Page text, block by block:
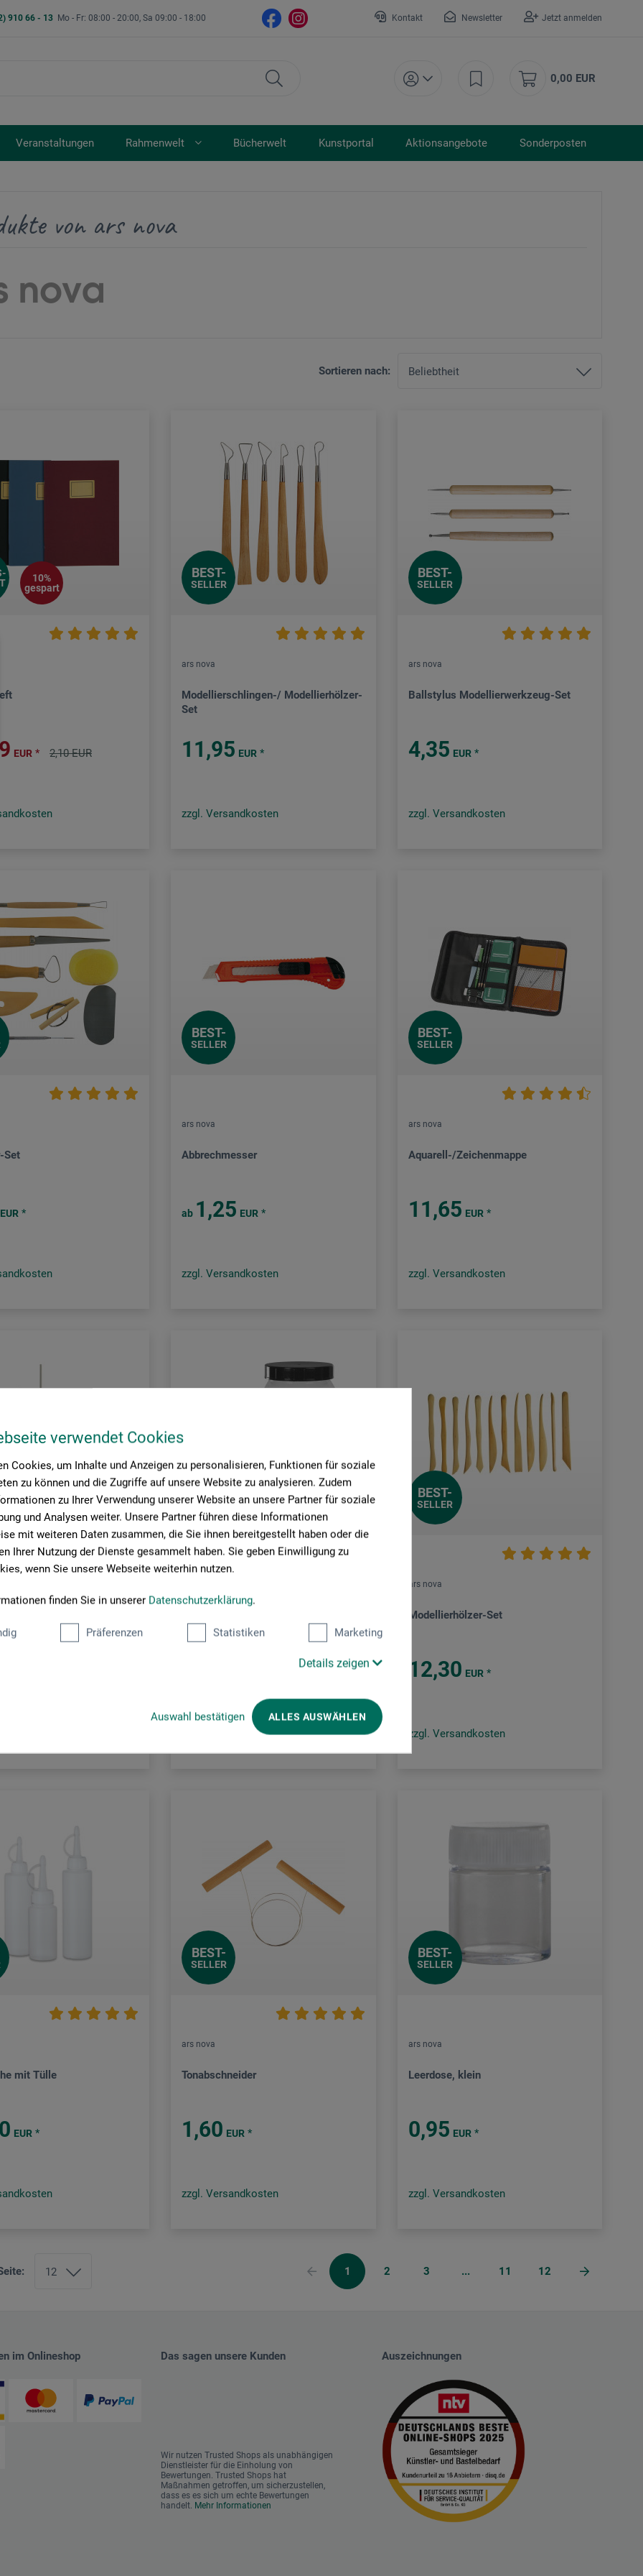
verwendet Cookies
Cookies, um Inhalte und Anzeigen zu personalisieren, Funktionen für soziale
zu können und die Zugriffe auf unsere Website zu analysieren. Zudem
zu Ihrer Verwendung unserer Website an unsere Partner für soziale
und Analysen weiter. Unsere Partner führen diese Informationen
mit weiteren Daten zusammen, die Sie ihnen bereitgestellt haben oder die
Ihrer Nutzung der Dienste gesammelt haben. Sie geben Einwilligung zu
wenn Sie unsere Webseite weiterhin nutzen.
finden Sie in unserer Datenschutzerklärung.
Präferenzen Statistiken Marketing
Details zeigen
Auswahl bestätigen ALLES AUSWÄHLEN
910 66 - 13 Mo - Fr: 08:00 - 20:00, Sa 09:00 - 18:00 Kontakt Newsletter Jetzt anmelden
0,00 EUR
Veranstaltungen Rahmenwelt Bücherwelt Kunstportal Aktionsangebote Sonderposten
von ars nova
Sortieren nach:
10%
gespart
EUR * 2,10 EUR
BEST-
SELLER
ars nova
Modellierschlingen-/ Modellierhölzer-
Set
11,95 EUR *
zzgl. Versandkosten
BEST-
SELLER
ars nova
Ballstylus Modellierwerkzeug-Set
4,35 EUR *
zzgl. Versandkosten
Set
EUR *
BEST-
SELLER
ars nova
Abbrechmesser
ab 1,25 EUR *
zzgl. Versandkosten
BEST-
SELLER
ars nova
Aquarell-/Zeichenmappe
11,65 EUR *
zzgl. Versandkosten
BEST-
SELLER
zzgl. Versandkosten
BEST-
SELLER
ars nova
Modellierhölzer-Set
12,30 EUR *
zzgl. Versandkosten
mit Tülle
EUR *
BEST-
SELLER
ars nova
Tonabschneider
1,60 EUR *
zzgl. Versandkosten
BEST-
SELLER
ars nova
Leerdose, klein
0,95 EUR *
zzgl. Versandkosten
1 2 3 ... 11 12
im Onlineshop Das sagen unsere Kunden
Wir nutzen Trusted Shops als unabhängigen
Dienstleister für die Einholung von
Bewertungen. Trusted Shops hat
Maßnahmen getroffen, um sicherzustellen,
dass es es sich um echte Bewertungen
handelt. Mehr Informationen
Auszeichnungen